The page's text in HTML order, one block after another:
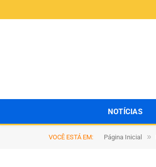
NOTÍCIAS
VOCÊ ESTÁ EM: Página Inicial »